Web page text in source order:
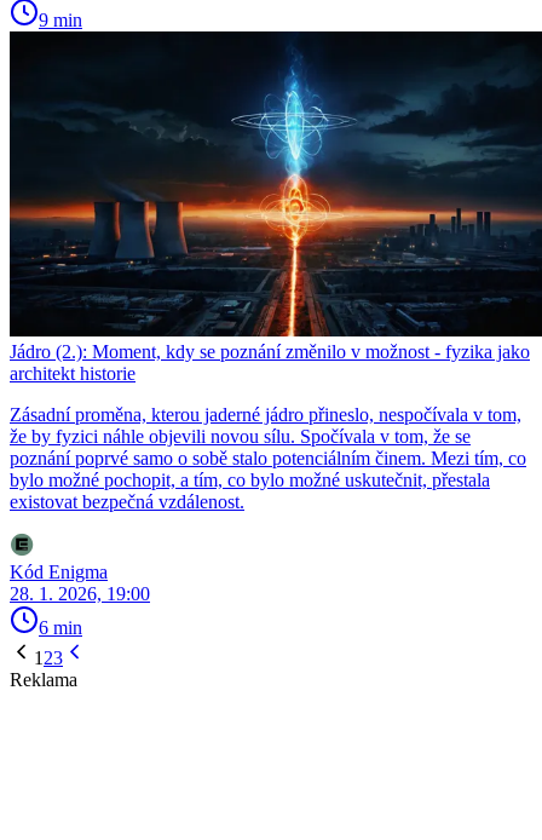
9 min
Jádro (2.): Moment, kdy se poznání změnilo v možnost - fyzika jako
architekt historie
Zásadní proměna, kterou jaderné jádro přineslo, nespočívala v tom,
že by fyzici náhle objevili novou sílu. Spočívala v tom, že se
poznání poprvé samo o sobě stalo potenciálním činem. Mezi tím, co
bylo možné pochopit, a tím, co bylo možné uskutečnit, přestala
existovat bezpečná vzdálenost.
Kód Enigma
28. 1. 2026, 19:00
6 min
1 23
Reklama